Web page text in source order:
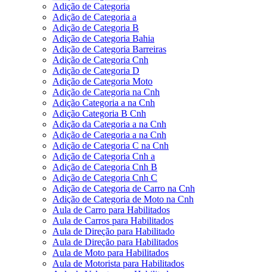
Adição de Categoria
Adição de Categoria a
Adição de Categoria B
Adição de Categoria Bahia
Adição de Categoria Barreiras
Adição de Categoria Cnh
Adição de Categoria D
Adição de Categoria Moto
Adição de Categoria na Cnh
Adição Categoria a na Cnh
Adição Categoria B Cnh
Adição da Categoria a na Cnh
Adição de Categoria a na Cnh
Adição de Categoria C na Cnh
Adição de Categoria Cnh a
Adição de Categoria Cnh B
Adição de Categoria Cnh C
Adição de Categoria de Carro na Cnh
Adição de Categoria de Moto na Cnh
Aula de Carro para Habilitados
Aula de Carros para Habilitados
Aula de Direção para Habilitado
Aula de Direção para Habilitados
Aula de Moto para Habilitados
Aula de Motorista para Habilitados